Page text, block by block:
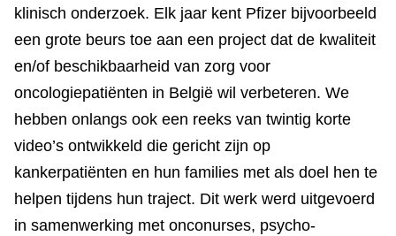
klinisch onderzoek. Elk jaar kent Pfizer bijvoorbeeld
een grote beurs toe aan een project dat de kwaliteit
en/of beschikbaarheid van zorg voor
oncologiepatiënten in België wil verbeteren. We
hebben onlangs ook een reeks van twintig korte
video’s ontwikkeld die gericht zijn op
kankerpatiënten en hun families met als doel hen te
helpen tijdens hun traject. Dit werk werd uitgevoerd
in samenwerking met onconurses, psycho-